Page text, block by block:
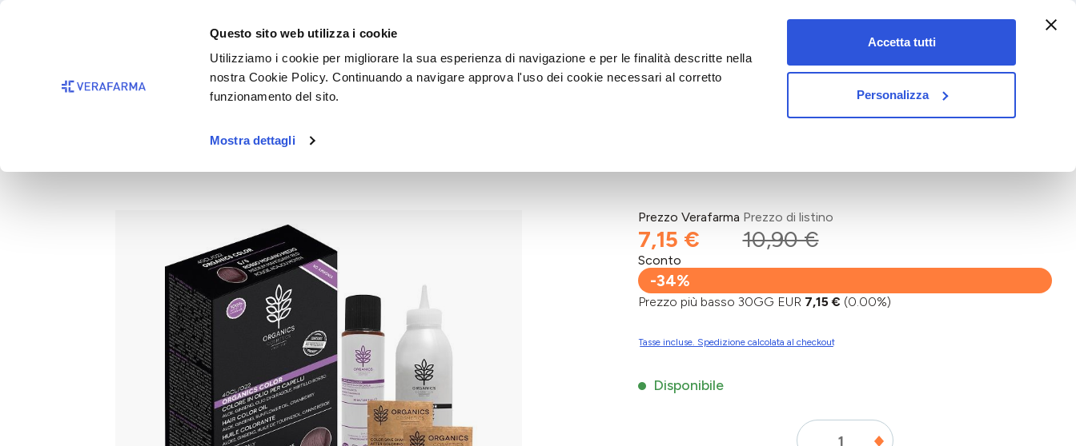
Questo sito web utilizza i cookie
Utilizziamo i cookie per migliorare la sua esperienza di navigazione e per le finalità descritte nella
nostra Cookie Policy. Continuando a navigare approva l'uso dei cookie necessari al corretto
funzionamento del sito.
Mostra dettagli
Accetta tutti
Personalizza
Passa alla navigazione principale
vet&pet
ORG PH ORGANIC 5/5 Rosso Mogano M.
Prezzo Verafarma
7,15 €
Prezzo di listino
10,90 €
Sconto
-34%
Prezzo più basso 30GG EUR 7,15 € (0.00%)
Tasse incluse. Spedizione calcolata al checkout
Disponibile